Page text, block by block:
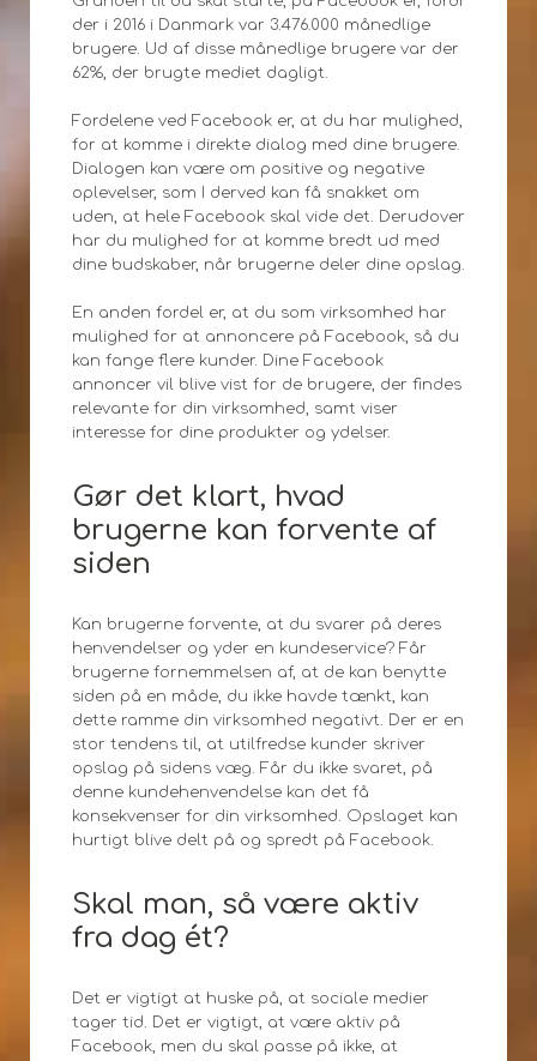
der i 2016 i Danmark var 3.476.000 månedlige
brugere. Ud af disse månedlige brugere var der
62%, der brugte mediet dagligt.
Fordelene ved Facebook er, at du har mulighed,
for at komme i direkte dialog med dine brugere.
Dialogen kan være om positive og negative
oplevelser, som I derved kan få snakket om
uden, at hele Facebook skal vide det. Derudover
har du mulighed for at komme bredt ud med
dine budskaber, når brugerne deler dine opslag.
En anden fordel er, at du som virksomhed har
mulighed for at annoncere på Facebook, så du
kan fange flere kunder. Dine Facebook
annoncer vil blive vist for de brugere, der findes
relevante for din virksomhed, samt viser
interesse for dine produkter og ydelser.
Gør det klart, hvad
brugerne kan forvente af
siden
Kan brugerne forvente, at du svarer på deres
henvendelser og yder en kundeservice? Får
brugerne fornemmelsen af, at de kan benytte
siden på en måde, du ikke havde tænkt, kan
dette ramme din virksomhed negativt. Der er en
stor tendens til, at utilfredse kunder skriver
opslag på sidens væg. Får du ikke svaret, på
denne kundehenvendelse kan det få
konsekvenser for din virksomhed. Opslaget kan
hurtigt blive delt på og spredt på Facebook.
Skal man, så være aktiv
fra dag ét?
Det er vigtigt at huske på, at sociale medier
tager tid. Det er vigtigt, at være aktiv på
Facebook, men du skal passe på ikke, at